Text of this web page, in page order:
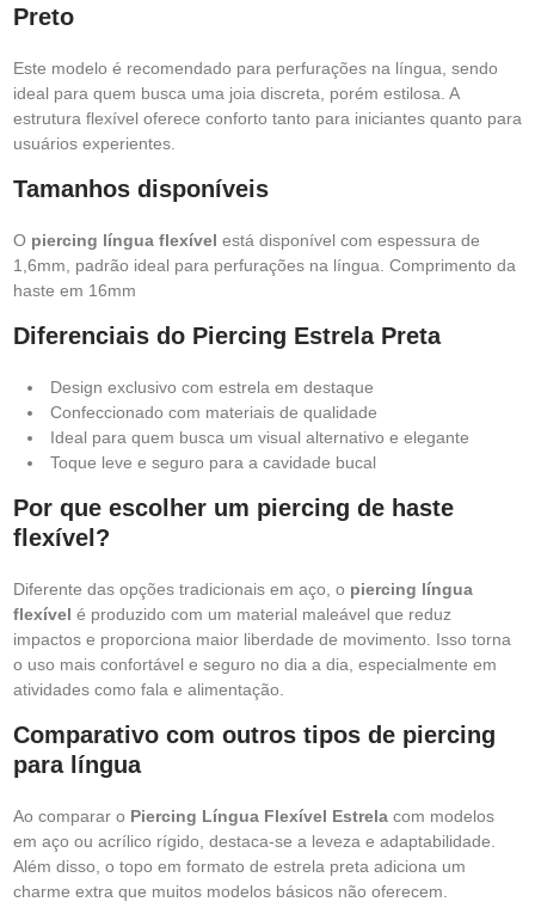
Preto
Este modelo é recomendado para perfurações na língua, sendo
ideal para quem busca uma joia discreta, porém estilosa. A
estrutura flexível oferece conforto tanto para iniciantes quanto para
usuários experientes.
Tamanhos disponíveis
O piercing língua flexível está disponível com espessura de
1,6mm, padrão ideal para perfurações na língua. Comprimento da
haste em 16mm
Diferenciais do Piercing Estrela Preta
Design exclusivo com estrela em destaque
Confeccionado com materiais de qualidade
Ideal para quem busca um visual alternativo e elegante
Toque leve e seguro para a cavidade bucal
Por que escolher um piercing de haste
flexível?
Diferente das opções tradicionais em aço, o piercing língua
flexível é produzido com um material maleável que reduz
impactos e proporciona maior liberdade de movimento. Isso torna
o uso mais confortável e seguro no dia a dia, especialmente em
atividades como fala e alimentação.
Comparativo com outros tipos de piercing
para língua
Ao comparar o Piercing Língua Flexível Estrela com modelos
em aço ou acrílico rígido, destaca-se a leveza e adaptabilidade.
Além disso, o topo em formato de estrela preta adiciona um
charme extra que muitos modelos básicos não oferecem.